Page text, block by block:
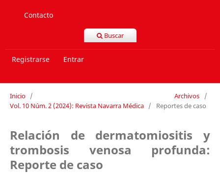
Contacto
Buscar
Registrarse Entrar
Inicio / Archivos
/
Vol. 10 Núm. 2 (2024): Revista Navarra Médica / Reportes de caso
Relación de dermatomiositis y
trombosis venosa profunda:
Reporte de caso